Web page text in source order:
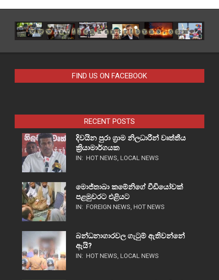
FIND US ON FACEBOOK
RECENT POSTS
දිවයින පුරා ග්‍රාම නිලධාරීන් වෘත්තීය
ක්‍රියාමාර්ගයක
IN: HOT NEWS, LOCAL NEWS
මොජ්තාබා කමේනිගේ වීඩියෝවක්
පළමුවරට එළියට
IN: FOREIGN NEWS, HOT NEWS
බන්ධනාගාරවල ගැටුම් ඇතිවන්නේ
ඇයි?
IN: HOT NEWS, LOCAL NEWS